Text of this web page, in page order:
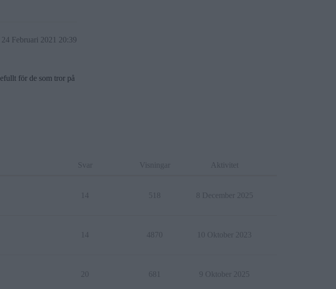
24 Februari 2021 20:39
för de som tror på
Svar Visningar Aktivitet
14 518 8 December 2025
14 4870 10 Oktober 2023
20 681 9 Oktober 2025